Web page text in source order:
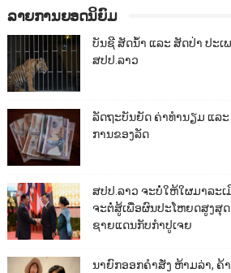
ລາຍການຍອດນິຍົມ
ບັນຊີ ສັດນ້ຳ ແລະ ສັດປ່າ ປະເ
ສປປ.ລາວ
ລັດຖະບັນຍັດ ຄ່າທຳນຽມ ແລ
ການຂອງລັດ
ສປປ.ລາວ ຈະບໍ່ໃຫ້ໃຜມາລະ
ຈະຕໍ່ສູ້ເພື່ອຜົນປະໂຫຍດສູງສຸ
ຊາຍແດນກັບກຳປູເຈຍ
ນາຍົກອອກຄຳສັ່ງ ຫ້າມລ່າ, ຄ້